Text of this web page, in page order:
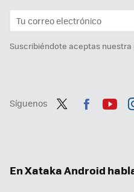
Suscribiéndote aceptas nuestra
Síguenos
En Xataka Android